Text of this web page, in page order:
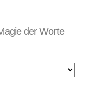
der Worte